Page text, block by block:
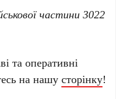
частини 3022
та оперативні
на нашусторінку!